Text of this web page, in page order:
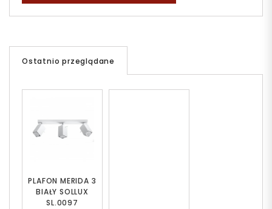
Ostatnio przeglądane
PLAFON MERIDA 3
BIAŁY SOLLUX
SL.0097